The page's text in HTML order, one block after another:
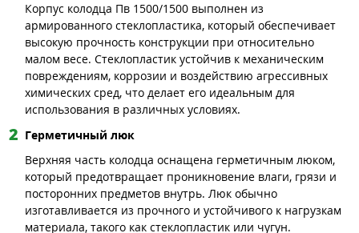
Корпус колодца Пв 1500/1500 выполнен из
армированного стеклопластика, который обеспечивает
высокую прочность конструкции при относительно
малом весе. Стеклопластик устойчив к механическим
повреждениям, коррозии и воздействию агрессивных
химических сред, что делает его идеальным для
использования в различных условиях.
Герметичный люк
Верхняя часть колодца оснащена герметичным люком,
который предотвращает проникновение влаги, грязи и
посторонних предметов внутрь. Люк обычно
изготавливается из прочного и устойчивого к нагрузкам
материала, такого как стеклопластик или чугун.